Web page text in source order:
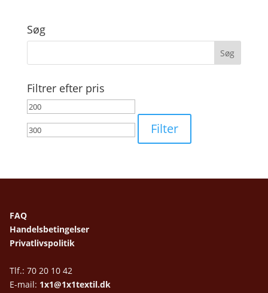
Søg
Filtrer efter pris
Mindste
pris
Filter
FAQ
Handelsbetingelser
Privatlivspolitik
Tlf.: 70 20 10 42
E-mail: 1x1@1x1textil.dk